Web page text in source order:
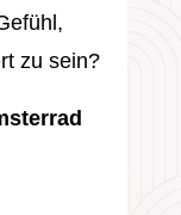
zu sein?